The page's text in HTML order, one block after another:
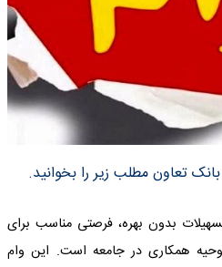
تعاون مطلب زیر را بخوانید.
بدون بهره، فرصتی مناسب برای
همکاری در جامعه است. این وام